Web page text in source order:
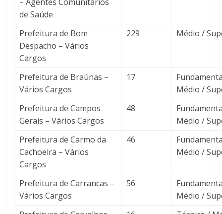
de Saúde
Prefeitura de Bom
Despacho – Vários
Cargos
229 Médio /
Prefeitura de Braúnas –
Vários Cargos
17
Médio /
Prefeitura de Campos
Gerais – Vários Cargos
48
Médio /
Prefeitura de Carmo da
Cachoeira – Vários
Cargos
46
Médio /
Prefeitura de Carrancas –
Vários Cargos
56
Médio /